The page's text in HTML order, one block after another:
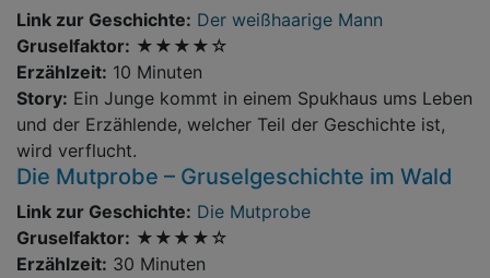
Link zur Geschichte: Der weißhaarige Mann
Gruselfaktor: ★★★★☆
Erzählzeit: 10 Minuten
Story: Ein Junge kommt in einem Spukhaus ums Leben
und der Erzählende, welcher Teil der Geschichte ist,
wird verflucht.
Die Mutprobe – Gruselgeschichte im Wald
Link zur Geschichte: Die Mutprobe
Gruselfaktor: ★★★★☆
Erzählzeit: 30 Minuten